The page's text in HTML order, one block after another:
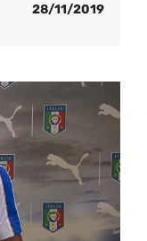
28/11/2019